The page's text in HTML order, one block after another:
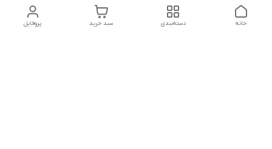
پروفایل سبد خرید دسته‌بندی خانه